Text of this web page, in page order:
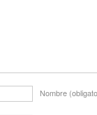
Nombre